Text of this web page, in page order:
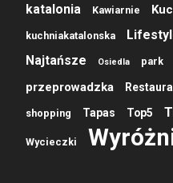
katalonia Kawiarnie
kuchniakatalonska
Najtańsze Osiedla park
przeprowadzka
shopping Tapas Top5
Wycieczki